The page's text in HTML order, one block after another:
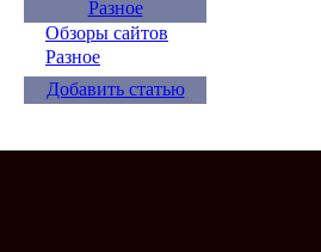
Разное
Обзоры сайтов
Разное
Добавить статью